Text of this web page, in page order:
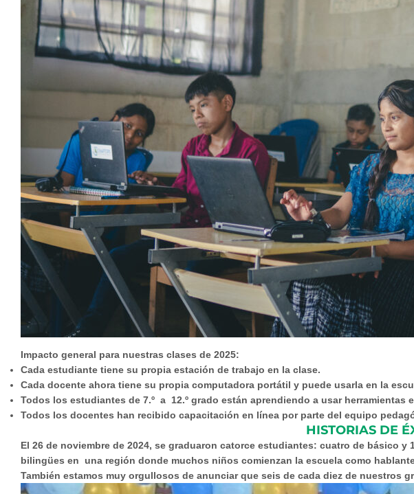
Impacto general para nuestras clases de 2025:
Cada estudiante tiene su propia estación de trabajo en la clase.
Cada docente ahora tiene su propia computadora portátil y puede usarla en la
Todos los estudiantes de 7.º a 12.º grado están aprendiendo a usar
Todos los docentes han recibido capacitación en línea por parte del equipo
HISTORIAS DE
El 26 de noviembre de 2024, se graduaron catorce estudiantes: cuatro de básico
bilingües en una región donde muchos niños comienzan la escuela como
También estamos muy orgullosos de anunciar que seis de cada diez de nuestros